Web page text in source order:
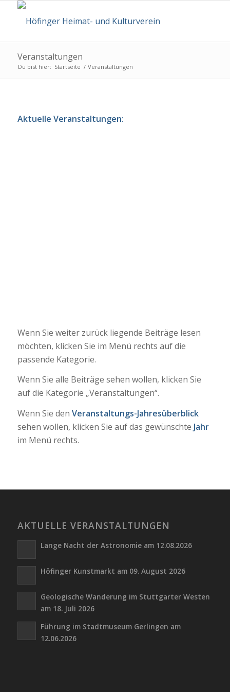
Veranstaltungen
Du bist hier: Startseite / Veranstaltungen
Aktuelle Veranstaltungen:
Wenn Sie weiter zurück liegende Beiträge lesen
möchten, klicken Sie im Menü rechts auf die
passende Kategorie.
Wenn Sie alle Beiträge sehen wollen, klicken Sie
auf die Kategorie „Veranstaltungen“.
Wenn Sie den Veranstaltungs-Jahresüberblick
sehen wollen, klicken Sie auf das gewünschte Jahr
im Menü rechts.
AKTUELLE VERANSTALTUNGEN
Lange Nacht der Astronomie am 12.08.2026
Höfinger Kunstmarkt am 09. August 2026
Geologische Wanderung im Stuttgarter Westen
am 18. Juli 2026
Führung im Stadtmuseum Gerlingen am
12.06.2026